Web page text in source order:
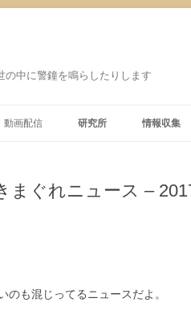
の中に警鐘を鳴らしたりします
動画配信 研究所 情報収集
まぐれニュース –
も混じってるニュースだよ。